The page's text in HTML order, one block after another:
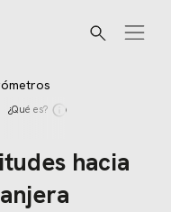
Buscar
¿Qué es?
hacia